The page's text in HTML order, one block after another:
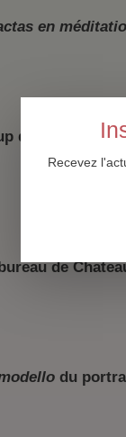
Recevez
en
de projecteur
de
du